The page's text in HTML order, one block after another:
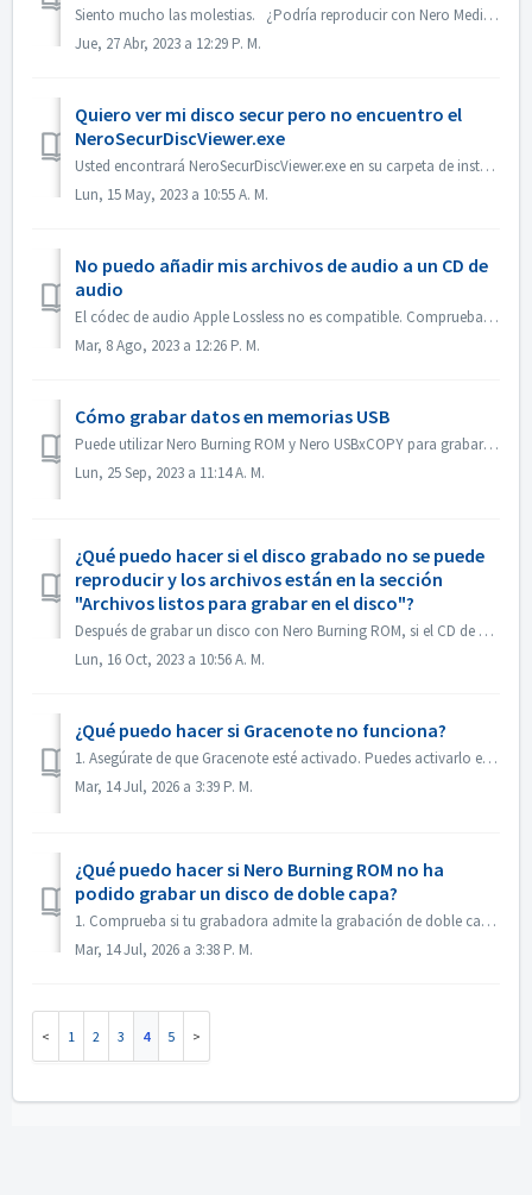
Siento mucho las molestias. ¿Podría reproducir con Nero MediaHome y comprobar los metadatos? Tus reproductores deben soportar la lectura del texto del CD....
Jue, 27 Abr, 2023 a 12:29 P. M.
Quiero ver mi disco secur pero no encuentro el
NeroSecurDiscViewer.exe
Usted encontrará NeroSecurDiscViewer.exe en su carpeta de instalación, algo así como: C:\Programas (x86)\NNero\NNero 2023\NNero Burning ROM\SecurDisc Tambi...
Lun, 15 May, 2023 a 10:55 A. M.
No puedo añadir mis archivos de audio a un CD de
audio
El códec de audio Apple Lossless no es compatible. Comprueba el códec de audio de tus archivos. O envíenoslo para que lo comprobemos.
Mar, 8 Ago, 2023 a 12:26 P. M.
Cómo grabar datos en memorias USB
Puede utilizar Nero Burning ROM y Nero USBxCOPY para grabar datos en memorias USB/tarjetas. En Nero Burning ROM, 'Raspberry Pi OS' e 'ISO to USB...
Lun, 25 Sep, 2023 a 11:14 A. M.
¿Qué puedo hacer si el disco grabado no se puede
reproducir y los archivos están en la sección
"Archivos listos para grabar en el disco"?
Después de grabar un disco con Nero Burning ROM, si el CD de audio no puede reproducirse con el reproductor de CD, abra el disco en el Explorador de Windows...
Lun, 16 Oct, 2023 a 10:56 A. M.
¿Qué puedo hacer si Gracenote no funciona?
1. Asegúrate de que Gracenote esté activado. Puedes activarlo en el menú «Archivo -> Opciones -> Base de datos», marcando la opción «Habilitar acceso ...
Mar, 14 Jul, 2026 a 3:39 P. M.
¿Qué puedo hacer si Nero Burning ROM no ha
podido grabar un disco de doble capa?
1. Comprueba si tu grabadora admite la grabación de doble capa. 2. Reduce la velocidad de grabación: la grabación a alta velocidad puede provocar que l...
Mar, 14 Jul, 2026 a 3:38 P. M.
1 2 3 4 5